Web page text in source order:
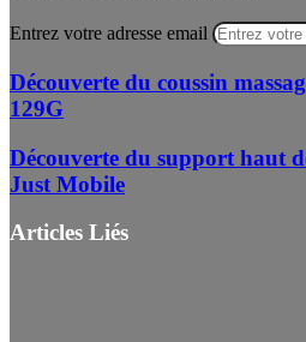
Entrez votre adresse email
Découverte du coussin
129G
Découverte du support haut
Just Mobile
Articles Liés